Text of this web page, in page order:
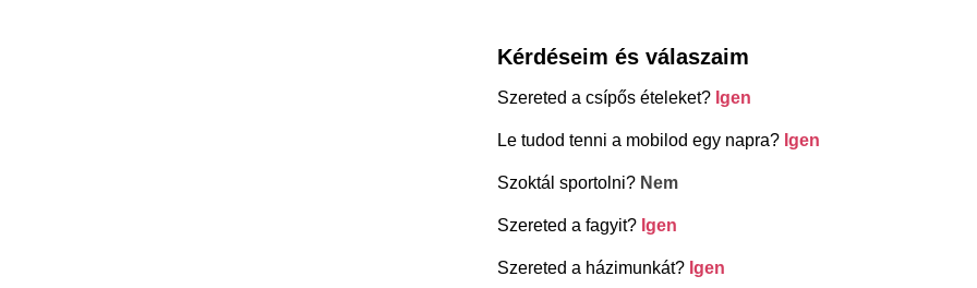
Kérdéseim és válaszaim
Szereted a csípős ételeket? Igen
Le tudod tenni a mobilod egy napra? Igen
Szoktál sportolni? Nem
Szereted a fagyit? Igen
Szereted a házimunkát? Igen